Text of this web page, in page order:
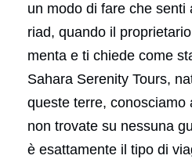
un modo di fare che senti
riad, quando il
menta e ti chiede come
Sahara Serenity Tours,
queste terre, conosciamo
non trovate su nessuna
è esattamente il tipo di